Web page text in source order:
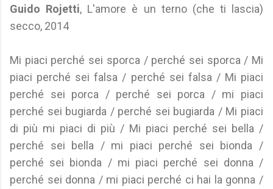
Guido Rojetti, L'amore è un terno (che ti lascia)
secco, 2014
Mi piaci perché sei sporca / perché sei sporca / Mi
piaci perché sei falsa / perché sei falsa / Mi piaci
perché sei porca / perché sei porca / mi piaci
perché sei bugiarda / perché sei bugiarda / Mi piaci
di più mi piaci di più / Mi piaci perché sei bella /
perché sei bella / mi piaci perché sei bionda /
perché sei bionda / mi piaci perché sei donna /
perché sei donna / mi piaci perché ci hai la gonna /